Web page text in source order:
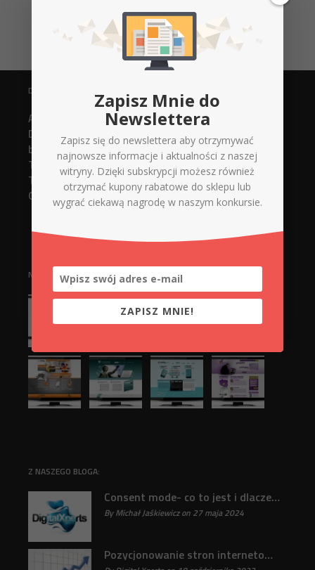
DANE KONTAKTOWE
Agencja Reklamowa
Digital Xperts
biuro@d-x.pl
Tel. 737748919 (strony www)
Tel. 737748918 (serwis + sklep)
Górnicza 12/14 lokal 005
NASZE REALIZACJE:
Z NASZEGO BLOGA:
Consent mode- co to jest i dlaczego jest ważne?
By Michał Jaśkiewicz on 27 maja 2024
Pozycjonowanie stron internetowych : Klucz do sukcesu online odkryty
Zapisz Mnie do
Newslettera
Zapisz się do newslettera aby otrzymywać
najnowsze informacje i aktualności z naszej
witryny. Dzięki subskrypcji możesz również
otrzymać kupony rabatowe do sklepu lub
wygrać ciekawą nagrodę w naszym konkursie.
ZAPISZ MNIE!